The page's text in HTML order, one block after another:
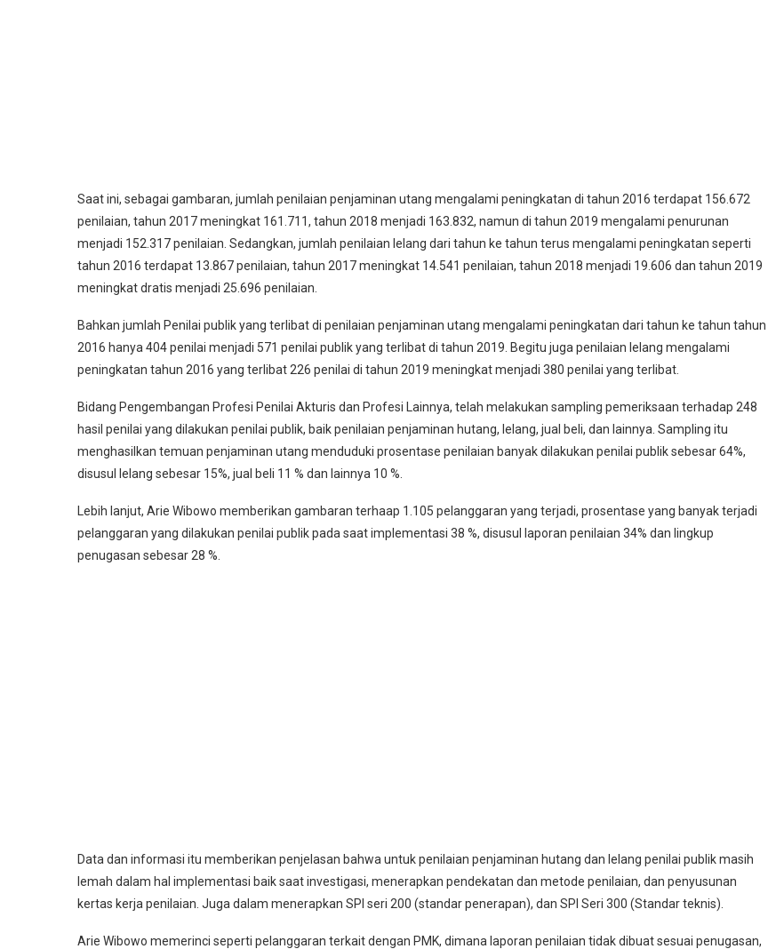
Saat ini, sebagai gambaran, jumlah penilaian penjaminan utang mengalami peningkatan di tahun 2016 terdapat 156.672
penilaian, tahun 2017 meningkat 161.711, tahun 2018 menjadi 163.832, namun di tahun 2019 mengalami penurunan
menjadi 152.317 penilaian. Sedangkan, jumlah penilaian lelang dari tahun ke tahun terus mengalami peningkatan seperti
tahun 2016 terdapat 13.867 penilaian, tahun 2017 meningkat 14.541 penilaian, tahun 2018 menjadi 19.606 dan tahun 2019
meningkat dratis menjadi 25.696 penilaian.
Bahkan jumlah Penilai publik yang terlibat di penilaian penjaminan utang mengalami peningkatan dari tahun ke tahun tahun
2016 hanya 404 penilai menjadi 571 penilai publik yang terlibat di tahun 2019. Begitu juga penilaian lelang mengalami
peningkatan tahun 2016 yang terlibat 226 penilai di tahun 2019 meningkat menjadi 380 penilai yang terlibat.
Bidang Pengembangan Profesi Penilai Akturis dan Profesi Lainnya, telah melakukan sampling pemeriksaan terhadap 248
hasil penilai yang dilakukan penilai publik, baik penilaian penjaminan hutang, lelang, jual beli, dan lainnya. Sampling itu
menghasilkan temuan penjaminan utang menduduki prosentase penilaian banyak dilakukan penilai publik sebesar 64%,
disusul lelang sebesar 15%, jual beli 11 % dan lainnya 10 %.
Lebih lanjut, Arie Wibowo memberikan gambaran terhaap 1.105 pelanggaran yang terjadi, prosentase yang banyak terjadi
pelanggaran yang dilakukan penilai publik pada saat implementasi 38 %, disusul laporan penilaian 34% dan lingkup
penugasan sebesar 28 %.
Data dan informasi itu memberikan penjelasan bahwa untuk penilaian penjaminan hutang dan lelang penilai publik masih
lemah dalam hal implementasi baik saat investigasi, menerapkan pendekatan dan metode penilaian, dan penyusunan
kertas kerja penilaian. Juga dalam menerapkan SPI seri 200 (standar penerapan), dan SPI Seri 300 (Standar teknis).
Arie Wibowo memerinci seperti pelanggaran terkait dengan PMK, dimana laporan penilaian tidak dibuat sesuai penugasan,